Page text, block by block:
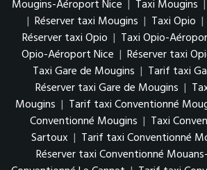
Mougins-Aéroport Nice | Taxi Mougins |
| Réserver taxi Mougins | Taxi Opio |
Réserver taxi Opio | Taxi Opio-
Opio-Aéroport Nice | Réserver taxi
Taxi Gare de Mougins | Tarif taxi
Réserver taxi Gare de Mougins |
Mougins | Tarif taxi Conventionné
Conventionné Mougins | Taxi
Sartoux | Tarif taxi Conventionné
Réserver taxi Conventionné